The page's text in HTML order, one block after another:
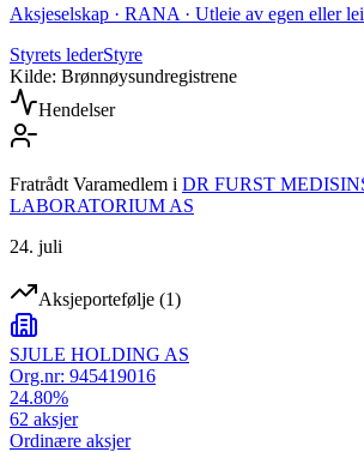
Aksjeselskap · RANA · Utleie av egen eller
Styrets lederStyre
Kilde: Brønnøysundregistrene
Hendelser
Fratrådt Varamedlem i DR FURST
LABORATORIUM AS
24. juli
Aksjeportefølje (1)
SJULE HOLDING AS
Org.nr: 945419016
24.80%
62 aksjer
Ordinære aksjer